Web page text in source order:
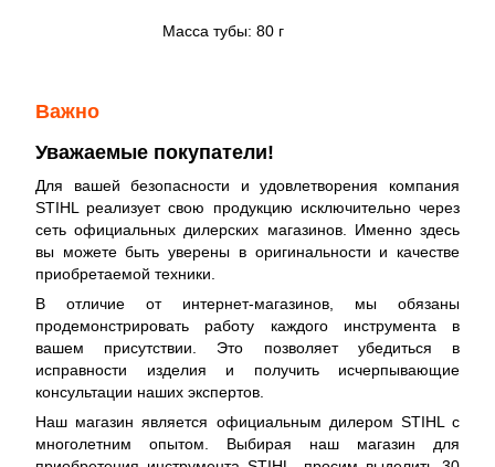
Масса тубы: 80 г
Важно
Уважаемые покупатели!
Для вашей безопасности и удовлетворения компания
STIHL реализует свою продукцию исключительно через
сеть официальных дилерских магазинов. Именно здесь
вы можете быть уверены в оригинальности и качестве
приобретаемой техники.
В отличие от интернет-магазинов, мы обязаны
продемонстрировать работу каждого инструмента в
вашем присутствии. Это позволяет убедиться в
исправности изделия и получить исчерпывающие
консультации наших экспертов.
Наш магазин является официальным дилером STIHL с
многолетним опытом. Выбирая наш магазин для